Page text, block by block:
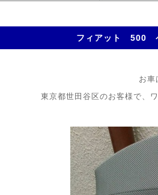
フィアット 500
お
東京都世田谷区のお客様で、